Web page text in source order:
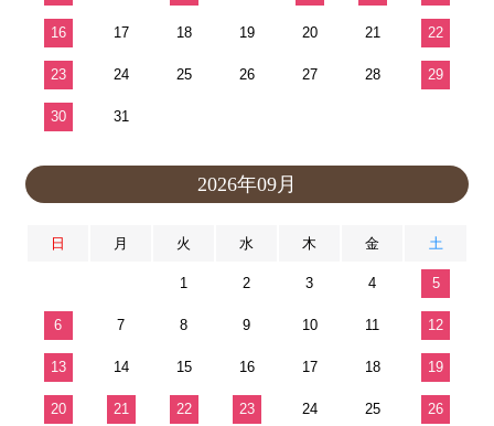
16 17 18 19 20 21 22
23 24 25 26 27 28 29
30 31
2026年09月
日 月 火 水 木 金 土
1 2 3 4 5
6 7 8 9 10 11 12
13 14 15 16 17 18 19
20 21 22 23 24 25 26